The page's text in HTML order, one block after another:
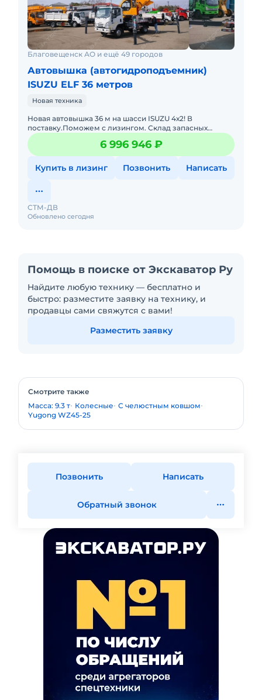
Благовещенск АО и ещё 49 городов
Автовышка (автогидроподъемник)
ISUZU ELF 36 метров
Новая техника
Новая автовышка 36 м на шасси ISUZU 4х2! В
поставку.Поможем с лизингом. Склад запасных
частей. Доставка в регионы. Есть вариант на более
мощном шасси и соответс6 996 946 ₽
Купить в лизинг Позвонить Написать
Обновлено сегодня
СТМ-ДВ
Помощь в поиске от Экскаватор Ру
Найдите любую технику — бесплатно и
быстро: разместите заявку на технику, и
продавцы сами свяжутся с вами!
Разместить заявку
Смотрите также
Масса: 9.3 т Колесные С челюстным ковшом
Yugong WZ45-25
Позвонить Написать
Обратный звонок